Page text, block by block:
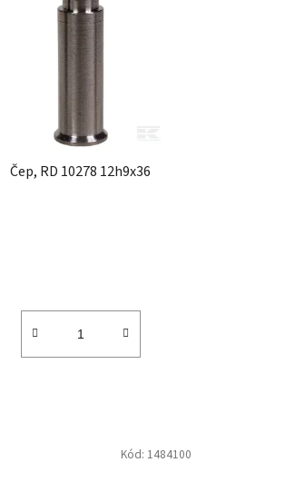
Čep, RD 10278 12h9x36
Kód: 1484100